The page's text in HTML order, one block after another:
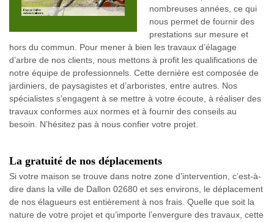
nombreuses années, ce qui
nous permet de fournir des
prestations sur mesure et
hors du commun. Pour mener à bien les travaux d’élagage
d’arbre de nos clients, nous mettons à profit les qualifications de
notre équipe de professionnels. Cette dernière est composée de
jardiniers, de paysagistes et d’arboristes, entre autres. Nos
spécialistes s’engagent à se mettre à votre écoute, à réaliser des
travaux conformes aux normes et à fournir des conseils au
besoin. N’hésitez pas à nous confier votre projet.
La gratuité de nos déplacements
Si votre maison se trouve dans notre zone d’intervention, c’est-à-
dire dans la ville de Dallon 02680 et ses environs, le déplacement
de nos élagueurs est entièrement à nos frais. Quelle que soit la
nature de votre projet et qu’importe l’envergure des travaux, cette